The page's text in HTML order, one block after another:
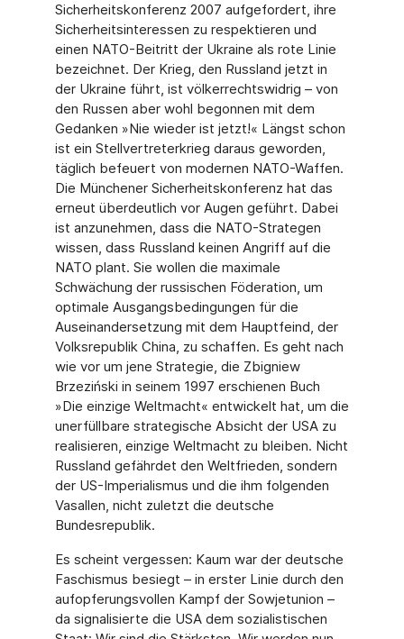
Sicherheitskonferenz 2007 aufgefordert, ihre
Sicherheitsinteressen zu respektieren und
einen NATO-Beitritt der Ukraine als rote Linie
bezeichnet. Der Krieg, den Russland jetzt in
der Ukraine führt, ist völkerrechtswidrig – von
den Russen aber wohl begonnen mit dem
Gedanken »Nie wieder ist jetzt!« Längst schon
ist ein Stellvertreterkrieg daraus geworden,
täglich befeuert von modernen NATO-Waffen.
Die Münchener Sicherheitskonferenz hat das
erneut überdeutlich vor Augen geführt. Dabei
ist anzunehmen, dass die NATO-Strategen
wissen, dass Russland keinen Angriff auf die
NATO plant. Sie wollen die maximale
Schwächung der russischen Föderation, um
optimale Ausgangsbedingungen für die
Auseinandersetzung mit dem Hauptfeind, der
Volksrepublik China, zu schaffen. Es geht nach
wie vor um jene Strategie, die Zbigniew
Brzeziński in seinem 1997 erschienen Buch
»Die einzige Weltmacht« entwickelt hat, um die
unerfüllbare strategische Absicht der USA zu
realisieren, einzige Weltmacht zu bleiben. Nicht
Russland gefährdet den Weltfrieden, sondern
der US-Imperialismus und die ihm folgenden
Vasallen, nicht zuletzt die deutsche
Bundesrepublik.
Es scheint vergessen: Kaum war der deutsche
Faschismus besiegt – in erster Linie durch den
aufopferungsvollen Kampf der Sowjetunion –
da signalisierte die USA dem sozialistischen